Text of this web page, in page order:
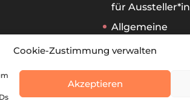
Cookie-Zustimmung verwalten
Akzeptieren
für
Allgemeine
für